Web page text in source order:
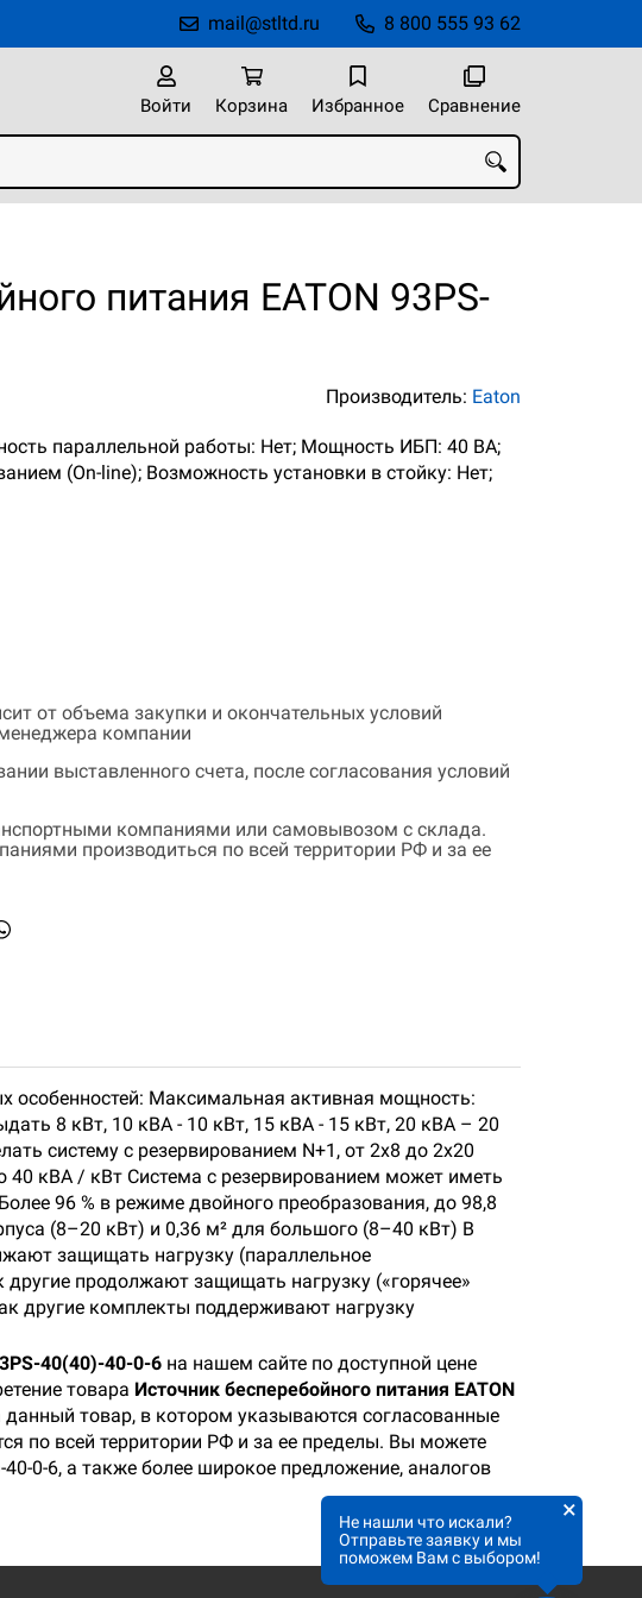
8 800 555 93 62
mail@stltd.ru
Войти Корзина Избранное Сравнение
питания EATON 93PS-
Производитель: Eaton
параллельной работы: Нет; Мощность ИБП: 40 ВА;
(On-line); Возможность установки в стойку: Нет;
от объема закупки и окончательных условий
компании
выставленного счета, после согласования условий
компаниями или самовывозом с склада.
производиться по всей территории РФ и за ее
особенностей: Максимальная активная мощность:
8 кВт, 10 кВА - 10 кВт, 15 кВА - 15 кВт, 20 кВА – 20
систему с резервированием N+1, от 2х8 до 2х20
кВА / кВт Система с резервированием может иметь
96 % в режиме двойного преобразования, до 98,8
(8–20 кВт) и 0,36 м² для большого (8–40 кВт) В
защищать нагрузку (параллельное
продолжают защищать нагрузку («горячее»
другие комплекты поддерживают нагрузку
40(40)-40-0-6 на нашем сайте по доступной цене
товара Источник бесперебойного питания EATON
данный товар, в котором указываются согласованные
по всей территории РФ и за ее пределы. Вы можете
0-6, а также более широкое предложение, аналогов
Не нашли что искали?
Отправьте заявку и мы
поможем Вам с выбором!
×